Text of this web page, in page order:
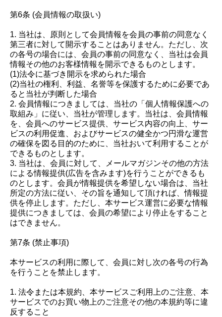
第6条 (会員情報の取扱い)
1. 当社は、原則として会員情報を会員の事前の同意なく
第三者に対して開示することはありません。ただし、次
の各号の場合には、会員の事前の同意なく、当社は会員
情報その他のお客様情報を開示できるものとします。
(1)法令に基づき開示を求められた場合
(2)当社の権利、利益、名誉等を保護するために必要であ
ると当社が判断した場合
2. 会員情報につきましては、当社の「個人情報保護への
取組み」に従い、当社が管理します。当社は、会員情報
を、会員へのサービス提供、サービス内容の向上、サー
ビスの利用促進、およびサービスの健全かつ円滑な運営
の確保を図る目的のために、当社おいて利用することが
できるものとします。
3. 当社は、会員に対して、メールマガジンその他の方法
による情報提供(広告を含みます)を行うことができるも
のとします。会員が情報提供を希望しない場合は、当社
所定の方法に従い、その旨を通知して頂ければ、情報提
供を停止します。ただし、本サービス運営に必要な情報
提供につきましては、会員の希望により停止をすること
はできません。
第7条 (禁止事項)
本サービスの利用に際して、会員に対し次の各号の行為
を行うことを禁止します。
1. 法令または本規約、本サービスご利用上のご注意、本
サービスでのお買い物上のご注意その他の本規約等に違
反すること